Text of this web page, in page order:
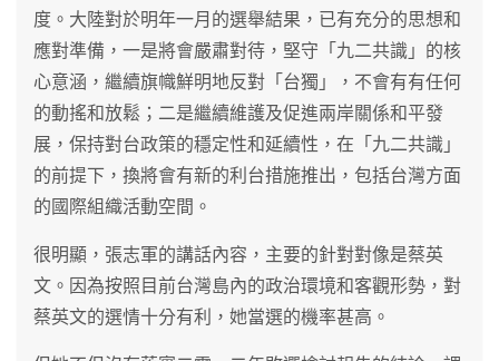
度。大陸對於明年一月的選舉結果，已有充分的思想和
應對準備，一是將會嚴肅對待，堅守「九二共識」的核
心意涵，繼續旗幟鮮明地反對「台獨」，不會有有任何
的動搖和放鬆；二是繼續維護及促進兩岸關係和平發
展，保持對台政策的穩定性和延續性，在「九二共識」
的前提下，換將會有新的利台措施推出，包括台灣方面
的國際組織活動空間。
很明顯，張志軍的講話內容，主要的針對對像是蔡英
文。因為按照目前台灣島內的政治環境和客觀形勢，對
蔡英文的選情十分有利，她當選的機率甚高。